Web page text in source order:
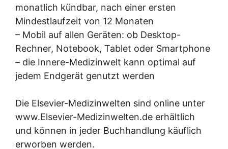
monatlich kündbar, nach einer ersten
Mindestlaufzeit von 12 Monaten
– Mobil auf allen Geräten: ob Desktop-
Rechner, Notebook, Tablet oder Smartphone
– die Innere-Medizinwelt kann optimal auf
jedem Endgerät genutzt werden
Die Elsevier-Medizinwelten sind online unter
www.Elsevier-Medizinwelten.de erhältlich
und können in jeder Buchhandlung käuflich
erworben werden.